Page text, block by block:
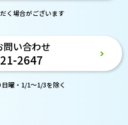
く場合がございます
問い合わせ
2647
日曜・1/1～1/3を除く